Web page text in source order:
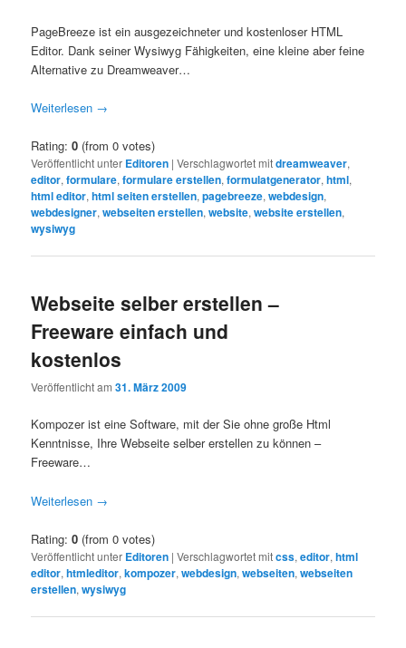
PageBreeze ist ein ausgezeichneter und kostenloser HTML
Editor. Dank seiner Wysiwyg Fähigkeiten, eine kleine aber feine
Alternative zu Dreamweaver…
Weiterlesen →
Rating:0 (from 0 votes)
Veröffentlicht unter Editoren |Verschlagwortet mitdreamweaver,
editor,formulare,formulare erstellen,formulatgenerator,html,
html editor,html seiten erstellen,pagebreeze,webdesign,
webdesigner,webseiten erstellen,website,website erstellen,
wysiwyg
Webseite selber erstellen –
Freeware einfach und
kostenlos
Veröffentlicht am31. März 2009
Kompozer ist eine Software, mit der Sie ohne große Html
Kenntnisse, Ihre Webseite selber erstellen zu können –
Freeware…
Weiterlesen →
Rating:0 (from 0 votes)
Veröffentlicht unter Editoren |Verschlagwortet mitcss,editor,html
editor,htmleditor,kompozer,webdesign,webseiten,webseiten
erstellen,wysiwyg